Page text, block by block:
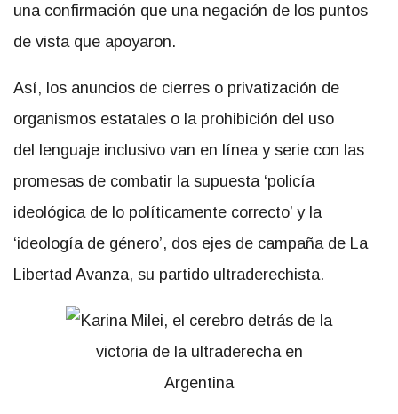
una confirmación que una negación de los puntos
de vista que apoyaron.
Así, los anuncios de cierres o privatización de
organismos estatales o la prohibición del uso
del lenguaje inclusivo van en línea y serie con las
promesas de combatir la supuesta ‘policía
ideológica de lo políticamente correcto’ y la
‘ideología de género’, dos ejes de campaña de La
Libertad Avanza, su partido ultraderechista.